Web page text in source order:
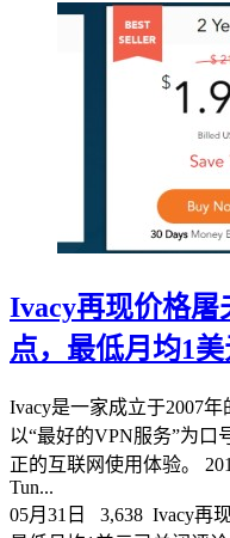
Ivacy再现价格屠
点，最低月均1
Ivacy是一家成立于2007
以“最好的VPN服务”为口
正的互联网使用体验。
Tun...
05月31日
3,638 Ivacy再